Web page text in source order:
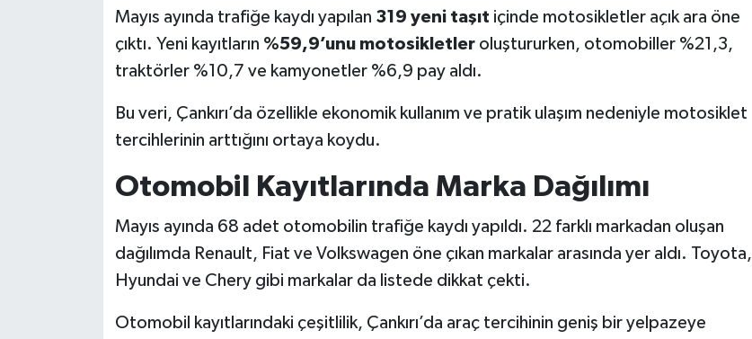
Mayıs ayında trafiğe kaydı yapılan 319 yeni taşıt içinde motosikletler açık ara öne
çıktı. Yeni kayıtların %59,9’unu motosikletleroluştururken, otomobiller %21,3,
traktörler %10,7 ve kamyonetler %6,9 pay aldı.
Bu veri, Çankırı’da özellikle ekonomik kullanım ve pratik ulaşım nedeniyle motosiklet
tercihlerinin arttığını ortaya koydu.
Otomobil Kayıtlarında Marka Dağılımı
Mayıs ayında 68 adet otomobilin trafiğe kaydı yapıldı. 22 farklı markadan oluşan
dağılımda Renault, Fiat ve Volkswagen öne çıkan markalar arasında yer aldı. Toyota,
Hyundai ve Chery gibi markalar da listede dikkat çekti.
Otomobil kayıtlarındaki çeşitlilik, Çankırı’da araç tercihinin geniş bir yelpazeye